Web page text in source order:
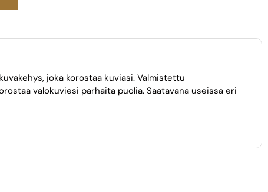
joka korostaa kuviasi. Valmistettu
valokuviesi parhaita puolia. Saatavana useissa eri